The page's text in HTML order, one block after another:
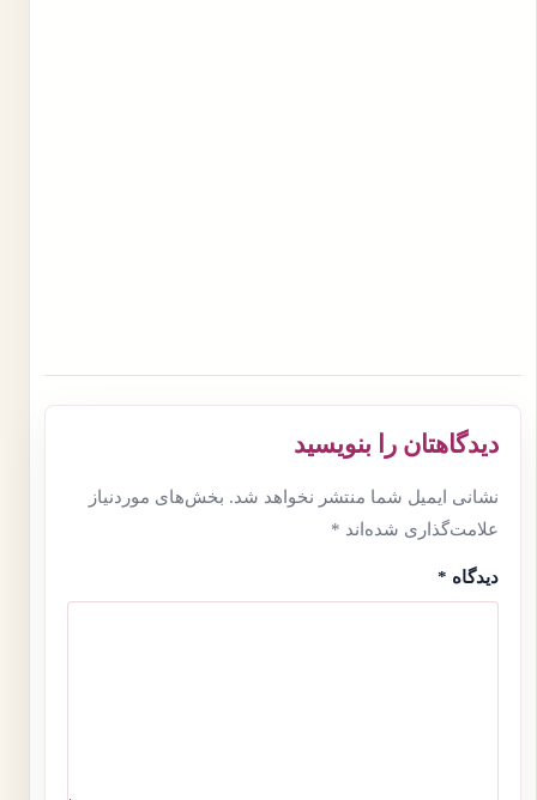
دیدگاهتان را بنویسید
نشانی ایمیل شما منتشر نخواهد شد. بخش‌های موردنیاز
علامت‌گذاری شده‌اند *
دیدگاه *